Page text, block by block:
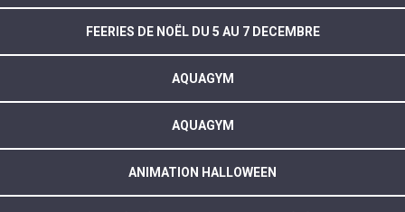
FEERIES DE NOËL DU 5 AU 7 DECEMBRE
AQUAGYM
AQUAGYM
ANIMATION HALLOWEEN